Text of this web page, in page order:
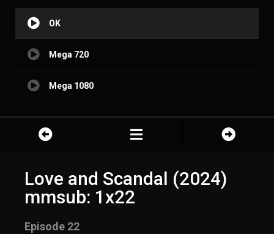
OK
Mega 720
Mega 1080
Love and Scandal (2024)
mmsub: 1x22
Episode 22